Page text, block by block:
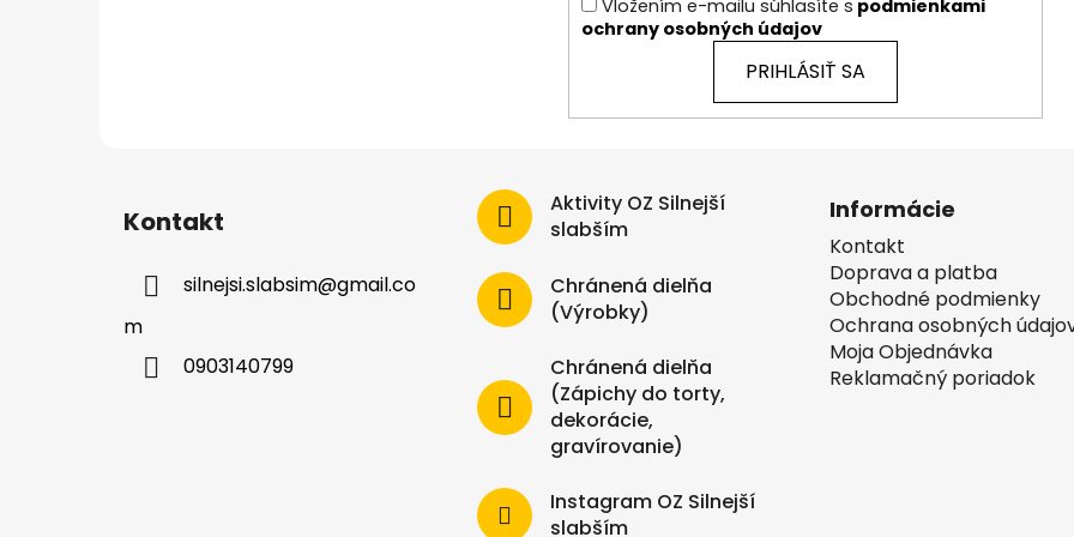
Vložením e-mailu súhlasíte s podmienkami
ochrany osobných údajov
PRIHLÁSIŤ SA
Kontakt
silnejsi.slabsim@gmail.co
m
0903140799
Aktivity OZ Silnejší
slabším
Chránená dielňa
(Výrobky)
Chránená dielňa
(Zápichy do torty,
dekorácie,
gravírovanie)
Instagram OZ Silnejší
slabším
Informácie
Kontakt
Doprava a platba
Obchodné podmienky
Ochrana osobných
Moja Objednávka
Reklamačný poriadok